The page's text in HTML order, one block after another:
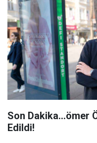
Son Dakika…ömer
Edildi!